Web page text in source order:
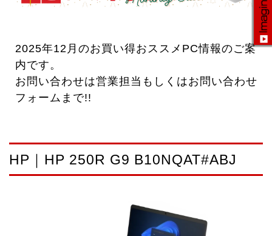
2025年12月のお買い得おススメPC情報のご案
内です。
お問い合わせは営業担当もしくはお問い合わせ
フォームまで!!
HP｜HP 250R G9 B10NQAT#ABJ